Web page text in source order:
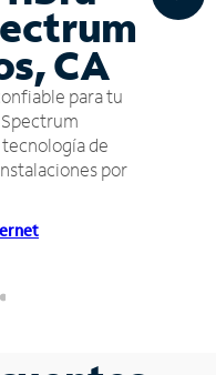
CA
para tu
de
por